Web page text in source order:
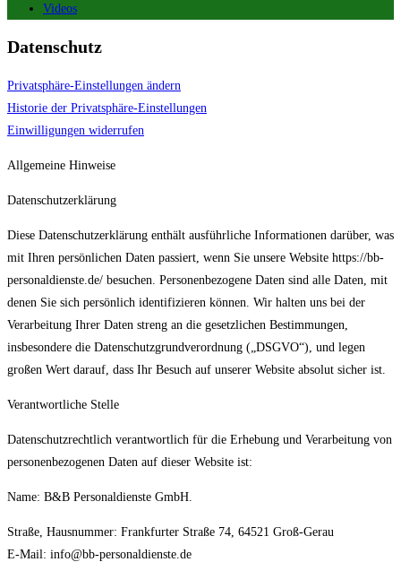
Videos
Datenschutz
Privatsphäre-Einstellungen ändern
Historie der Privatsphäre-Einstellungen
Einwilligungen widerrufen
Allgemeine Hinweise
Datenschutzerklärung
Diese Datenschutzerklärung enthält ausführliche Informationen darüber, was
mit Ihren persönlichen Daten passiert, wenn Sie unsere Website https://bb-
personaldienste.de/ besuchen. Personenbezogene Daten sind alle Daten, mit
denen Sie sich persönlich identifizieren können. Wir halten uns bei der
Verarbeitung Ihrer Daten streng an die gesetzlichen Bestimmungen,
insbesondere die Datenschutzgrundverordnung („DSGVO“), und legen
großen Wert darauf, dass Ihr Besuch auf unserer Website absolut sicher ist.
Verantwortliche Stelle
Datenschutzrechtlich verantwortlich für die Erhebung und Verarbeitung von
personenbezogenen Daten auf dieser Website ist:
Name: B&B Personaldienste GmbH.
Straße, Hausnummer: Frankfurter Straße 74, 64521 Groß-Gerau
E-Mail: info@bb-personaldienste.de